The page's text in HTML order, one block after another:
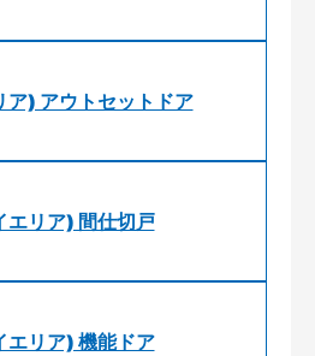
) アウトセットドア
リア) 間仕切戸
リア) 機能ドア